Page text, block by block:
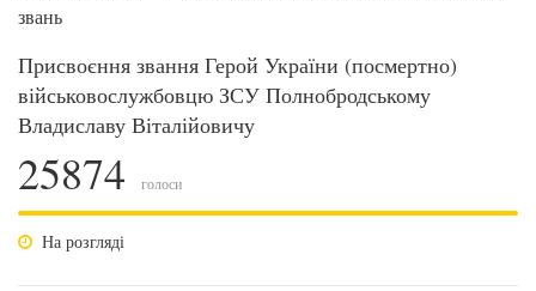
звань
Присвоєння звання Герой України (посмертно)
військовослужбовцю ЗСУ Полнобродському
Владиславу Віталійовичу
25874 голоси
На розгляді